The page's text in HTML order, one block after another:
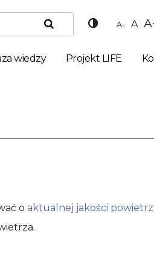
Szukaj
Wysoki
A- A
wiedzy Projekt LIFE
o aktualnej jakości